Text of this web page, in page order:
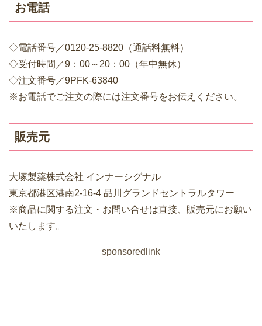
お電話
◇電話番号／0120-25-8820（通話料無料）
◇受付時間／9：00～20：00（年中無休）
◇注文番号／9PFK-63840
※お電話でご注文の際には注文番号をお伝えください。
販売元
大塚製薬株式会社 インナーシグナル
東京都港区港南2-16-4 品川グランドセントラルタワー
※商品に関する注文・お問い合せは直接、販売元にお願い
いたします。
sponsoredlink